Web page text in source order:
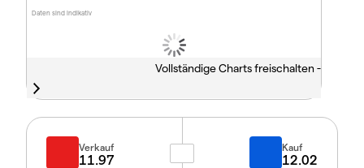
Daten sind indikativ
Vollständige Charts freischalten -
Verkauf
11.97
Kauf
12.02